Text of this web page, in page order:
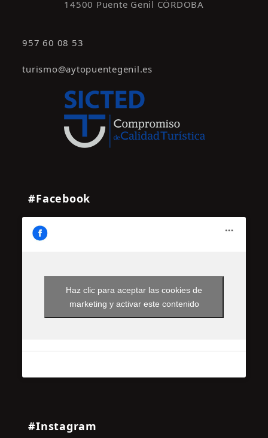
14500 Puente Genil CÓRDOBA
957 60 08 53
turismo@aytopuentegenil.es
#Facebook
Haz clic para aceptar las cookies de
marketing y activar este contenido
#Instagram